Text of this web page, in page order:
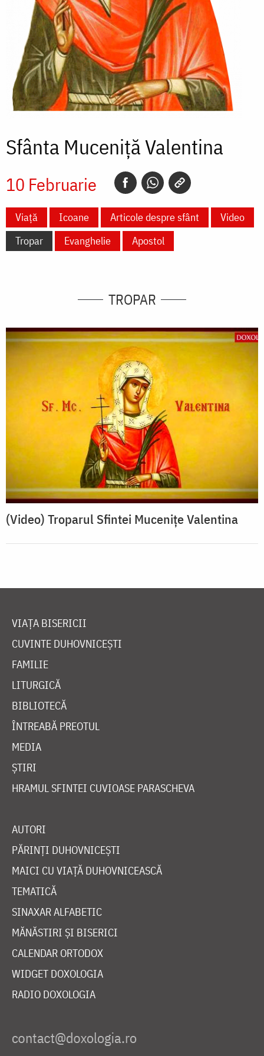
Sfânta Muceniță Valentina
10 Februarie
Viață Icoane Articole despre sfânt
Video
Tropar
Evanghelie Apostol
TROPAR
(Video) Troparul Sfintei Mucenițe Valentina
VIAȚA BISERICII
CUVINTE DUHOVNICEȘTI
FAMILIE
LITURGICĂ
BIBLIOTECĂ
ÎNTREABĂ PREOTUL
MEDIA
ȘTIRI
HRAMUL SFINTEI CUVIOASE PARASCHEVA
AUTORI
PĂRINȚI DUHOVNICEȘTI
MAICI CU VIAȚĂ DUHOVNICEASCĂ
TEMATICĂ
SINAXAR ALFABETIC
MĂNĂSTIRI ȘI BISERICI
CALENDAR ORTODOX
WIDGET DOXOLOGIA
RADIO DOXOLOGIA